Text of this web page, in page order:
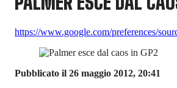
https://www.google.com/preferences/
Pubblicato il 26 maggio 2012, 20:41